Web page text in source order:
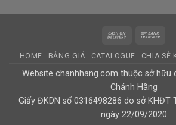
Cash
Delivery
HOME BẢNG GIÁ CATALOGUE CHIA SẺ
Website chanhhang.com thuộc sở hữu
Chánh Hãng
Giấy ĐKDN số 0316498286 do sở KHĐT
ngày 22/09/2020